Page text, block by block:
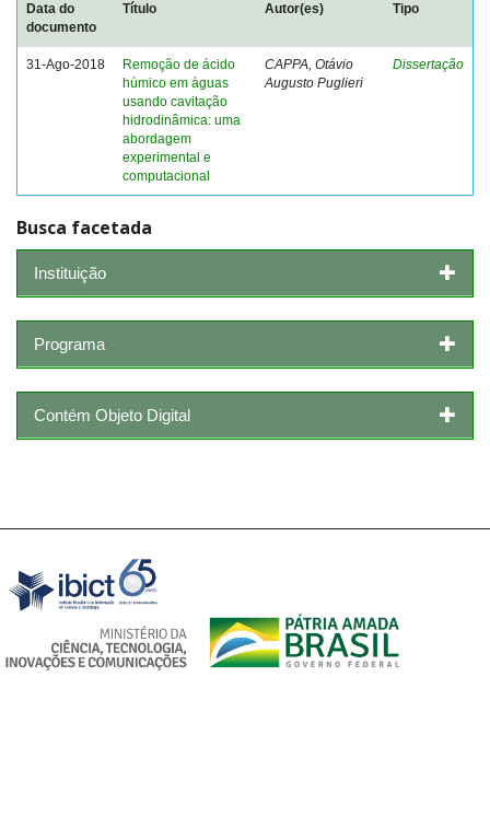
Data do
documento
Título Autor(es) Tipo
31-Ago-2018
Remoção de ácido
húmico em águas
usando cavitação
hidrodinâmica: uma
abordagem
experimental e
computacional
CAPPA, Otávio
Augusto Puglieri
Dissertação
Busca facetada
Instituição
Programa
Contém Objeto Digital